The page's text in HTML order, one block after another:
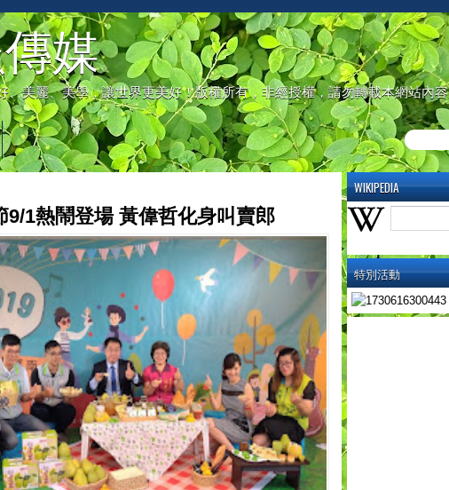
媒
美麗、美學，讓世界更美好！版權所有，非經授權，請勿轉載本網站內容
WIKIPEDIA
特別活動
9/1熱鬧登場 黃偉哲化身叫賣郎